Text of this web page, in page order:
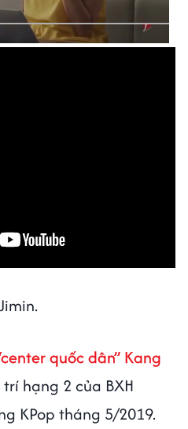
quốc dân” Kang
hạng 2 của BXH
KPop tháng 5/2019.